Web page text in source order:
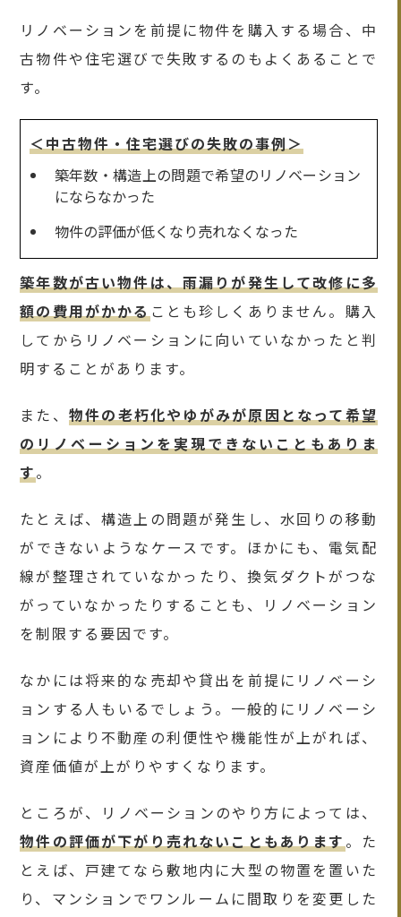
リノベーションを前提に物件を購入する場合、中
古物件や住宅選びで失敗するのもよくあることで
す。
＜中古物件・住宅選びの失敗の事例＞
築年数・構造上の問題で希望のリノベーション
にならなかった
物件の評価が低くなり売れなくなった
築年数が古い物件は、雨漏りが発生して改修に多
額の費用がかかることも珍しくありません。購入
してからリノベーションに向いていなかったと判
明することがあります。
また、 物件の老朽化やゆがみが原因となって希望
のリノベーションを実現できないこともありま
す。
たとえば、構造上の問題が発生し、水回りの移動
ができないようなケースです。ほかにも、電気配
線が整理されていなかったり、換気ダクトがつな
がっていなかったりすることも、リノベーション
を制限する要因です。
なかには将来的な売却や貸出を前提にリノベーシ
ョンする人もいるでしょう。一般的にリノベーシ
ョンにより不動産の利便性や機能性が上がれば、
資産価値が上がりやすくなります。
ところが、リノベーションのやり方によっては、
物件の評価が下がり売れないこともあります。た
とえば、戸建てなら敷地内に大型の物置を置いた
り、マンションでワンルームに間取りを変更した